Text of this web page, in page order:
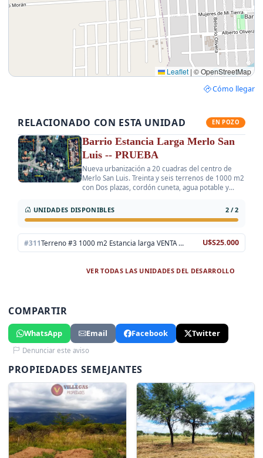
Leaflet | © OpenStreetMap
Cómo llegar
RELACIONADO CON ESTA UNIDAD EN POZO
Barrio Estancia Larga Merlo San
Luis -- PRUEBA
Nueva urbanización a 20 cuadras del centro de
Merlo San Luis. Treinta y seis terrenos de 1000 m2
con Dos plazas, cordón cuneta, agua potable y
tienen casi tosos el mismo tamaño. El precio vari
UNIDADES DISPONIBLES 2 / 2
#311Terreno #3 1000 m2 Estancia larga VENTA … U$S25.000
VER TODAS LAS UNIDADES DEL DESARROLLO
COMPARTIR
WhatsApp Email Facebook Twitter
Denunciar este aviso
PROPIEDADES SEMEJANTES